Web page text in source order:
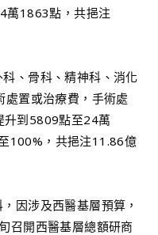
萬1863點，共挹注
、骨科、精神科、消化
置或治療費，手術處
到5809點至24萬
100%，共挹注11.86億
因涉及西醫基層預算，
召開西醫基層總額研商